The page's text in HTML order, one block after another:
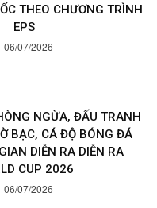
THEO CHƯƠNG TRÌNH
EPS
06/07/2026
NGỪA, ĐẤU TRANH
BẠC, CÁ ĐỘ BÓNG ĐÁ
DIỄN RA DIỄN RA
CUP 2026
06/07/2026